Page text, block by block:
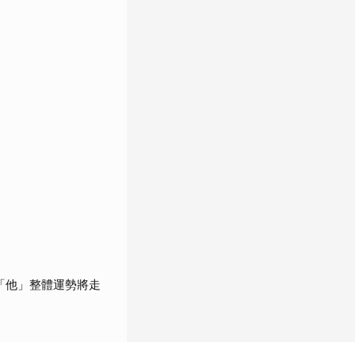
他」整體運勢將走